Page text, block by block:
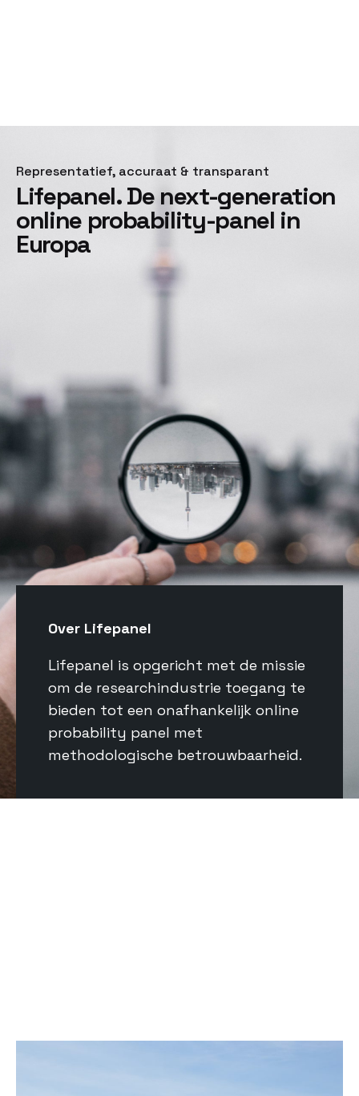
Representatief, accuraat & transparant
Lifepanel. De next-generation
online probability-panel in
Europa
Over Lifepanel
Lifepanel is opgericht met de missie
om de researchindustrie toegang te
bieden tot een onafhankelijk online
probability panel met
methodologische betrouwbaarheid.